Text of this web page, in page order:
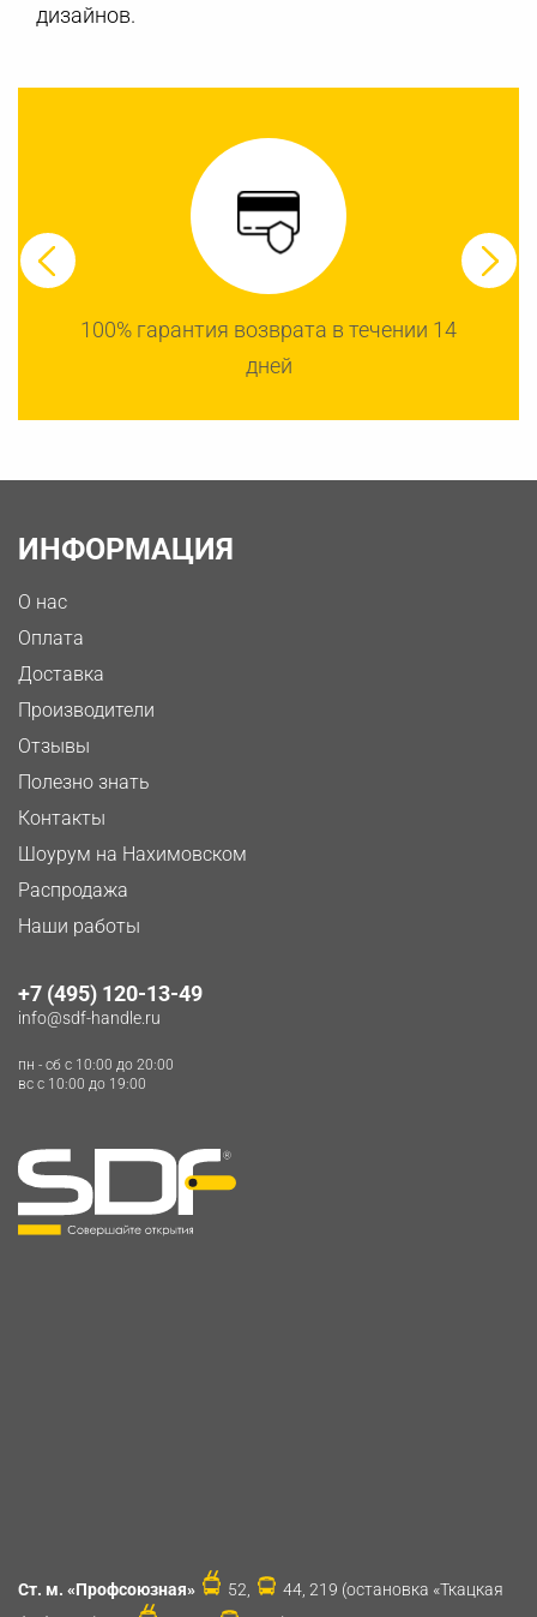
дизайнов.
100% гарантия возврата в течении 14
дней
ИНФОРМАЦИЯ
О нас
Оплата
Доставка
Производители
Отзывы
Полезно знать
Контакты
Шоурум на Нахимовском
Распродажа
Наши работы
+7 (495) 120-13-49
info@sdf-handle.ru
пн - сб c 10:00 до 20:00
вс c 10:00 до 19:00
Ст. м. «Профсоюзная» 52,
44, 219 (остановка «Ткацкая